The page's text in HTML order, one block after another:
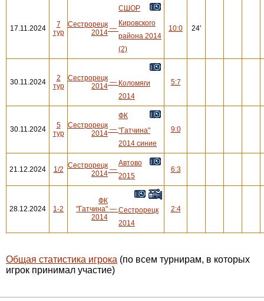
17.11.2024
7
тур
Сестрорецк
2014 —
СШОР
Кировского
района 2014
(2)
10:0 24'
30.11.2024
2
тур
Сестрорецк
2014 — Коломяги
2014
5:7
30.11.2024
5
тур
Сестрорецк
2014 —
ФК
"Гатчина"
2014 синие
9:0
21.12.2024 1/2 Сестрорецк
2014 —
Автово
2015
6:3
28.12.2024 1-2
ФК
"Гатчина"
2014
— Сестрорецк
2014
2:4
Общая статистика игрока (по всем турнирам, в которых
игрок принимал участие)